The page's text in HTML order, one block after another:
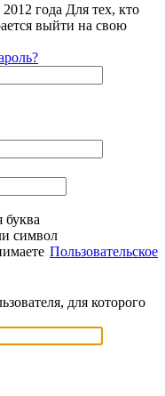
года Для тех, кто
выйти на свою
буква
символ
Пользовательское
для которого